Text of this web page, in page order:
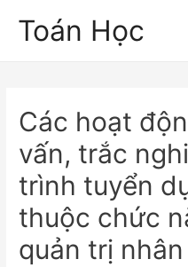
Toán Học
Các hoạt
vấn, trắc
trình tuyển
thuộc chức
quản trị